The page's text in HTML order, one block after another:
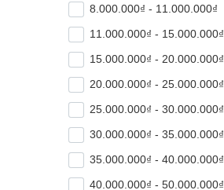
8.000.000₫ - 11.000.000₫
11.000.000₫ - 15.000.000₫
15.000.000₫ - 20.000.000₫
20.000.000₫ - 25.000.000₫
25.000.000₫ - 30.000.000₫
30.000.000₫ - 35.000.000₫
35.000.000₫ - 40.000.000₫
40.000.000₫ - 50.000.000₫